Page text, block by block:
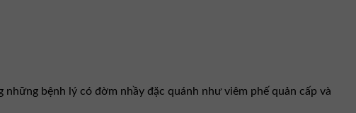
bệnh lý có đờm nhầy đặc quánh như viêm phế quản cấp và